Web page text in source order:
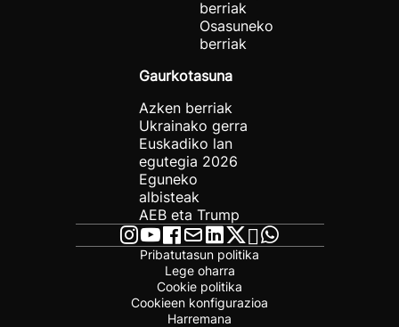
berriak
Osasuneko
berriak
Gaurkotasuna
Azken berriak
Ukrainako gerra
Euskadiko lan
egutegia 2026
Eguneko
albisteak
AEB eta Trump
Pribatutasun politika
Lege oharra
Cookie politika
Cookieen konfigurazioa
Harremana